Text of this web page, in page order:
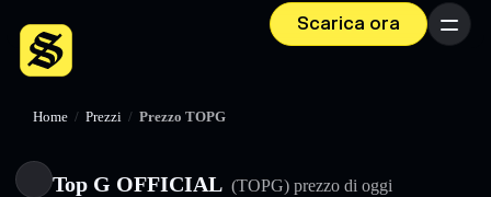
Scarica ora Menu
Home / Prezzi / Prezzo TOPG
Top G OFFICIAL (TOPG) prezzo di oggi